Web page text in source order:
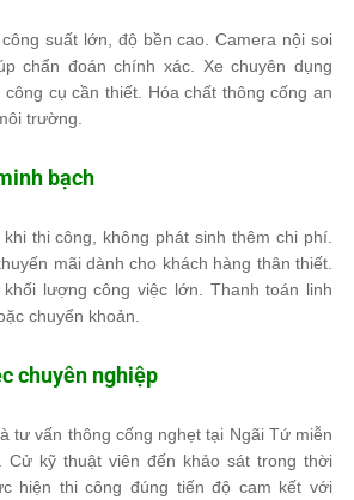
suất lớn, độ bền cao. Camera nội soi
chẩn đoán chính xác. Xe chuyên dụng
cụ cần thiết. Hóa chất thông cống an
trường.
bạch
thi công, không phát sinh thêm chi phí.
mãi dành cho khách hàng thân thiết.
lượng công việc lớn. Thanh toán linh
chuyển khoản.
chuyên nghiệp
tư vấn thông cống nghẹt tại Ngãi Tứ miễn
Cử kỹ thuật viên đến khảo sát trong thời
hiện thi công đúng tiến độ cam kết với